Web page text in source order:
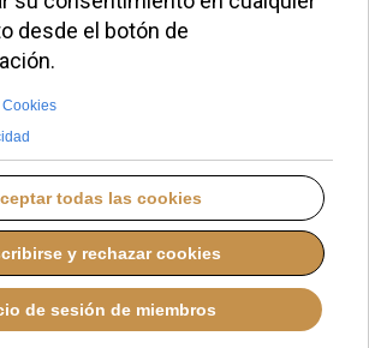
contra
IGLESIA UNIVERSAL
2025 00:25